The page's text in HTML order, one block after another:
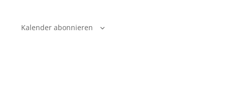
Kalender abonnieren